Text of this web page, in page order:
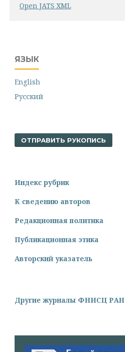
Open JATS XML
ЯЗЫК
English
Русский
ОТПРАВИТЬ РУКОПИСЬ
Индекс рубрик
К сведению авторов
Редакционная политика
Публикационная этика
Авторский указатель
Другие журналы ФНИСЦ РАН